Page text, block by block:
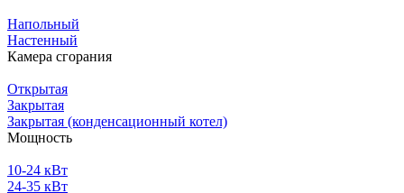
Напольный
Настенный
Камера сгорания
Открытая
Закрытая
Закрытая (конденсационный котел)
Мощность
10-24 кВт
24-35 кВт